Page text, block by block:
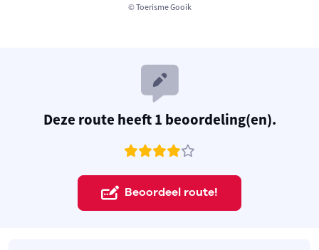
© Toerisme Gooik
Deze route heeft 1 beoordeling(en).
Beoordeel route!